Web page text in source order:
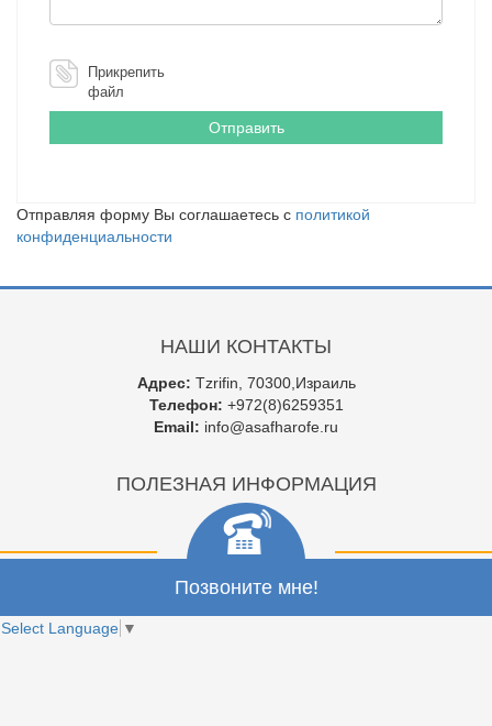
Прикрепить
файл
Отправляя форму Вы соглашаетесь с политикой
конфиденциальности
НАШИ КОНТАКТЫ
Адрес: Tzrifin, 70300,Израиль
Телефон: +972(8)6259351
Email: info@asafharofe.ru
ПОЛЕЗНАЯ ИНФОРМАЦИЯ
Позвоните мне!
Select Language ▼